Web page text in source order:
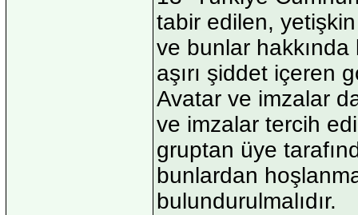
tabir edilen,
ve bunlar hakkında
aşırı şiddet içeren
Avatar ve imzalar
ve imzalar tercih
gruptan üye
bunlardan
bulundurulmalıdır.